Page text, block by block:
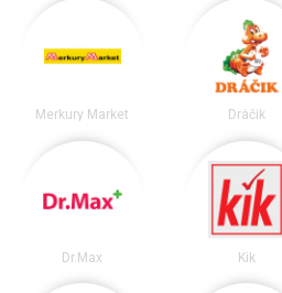
Merkury Market Dráčik
Dr.Max Kik